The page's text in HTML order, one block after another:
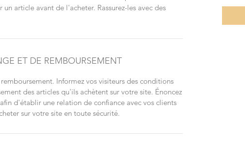
article avant de l'acheter. Rassurez-les avec des
ET DE REMBOURSEMENT
Informez vos visiteurs des conditions
des articles qu'ils achètent sur votre site. Énoncez
d'établir une relation de confiance avec vos clients
sur votre site en toute sécurité.